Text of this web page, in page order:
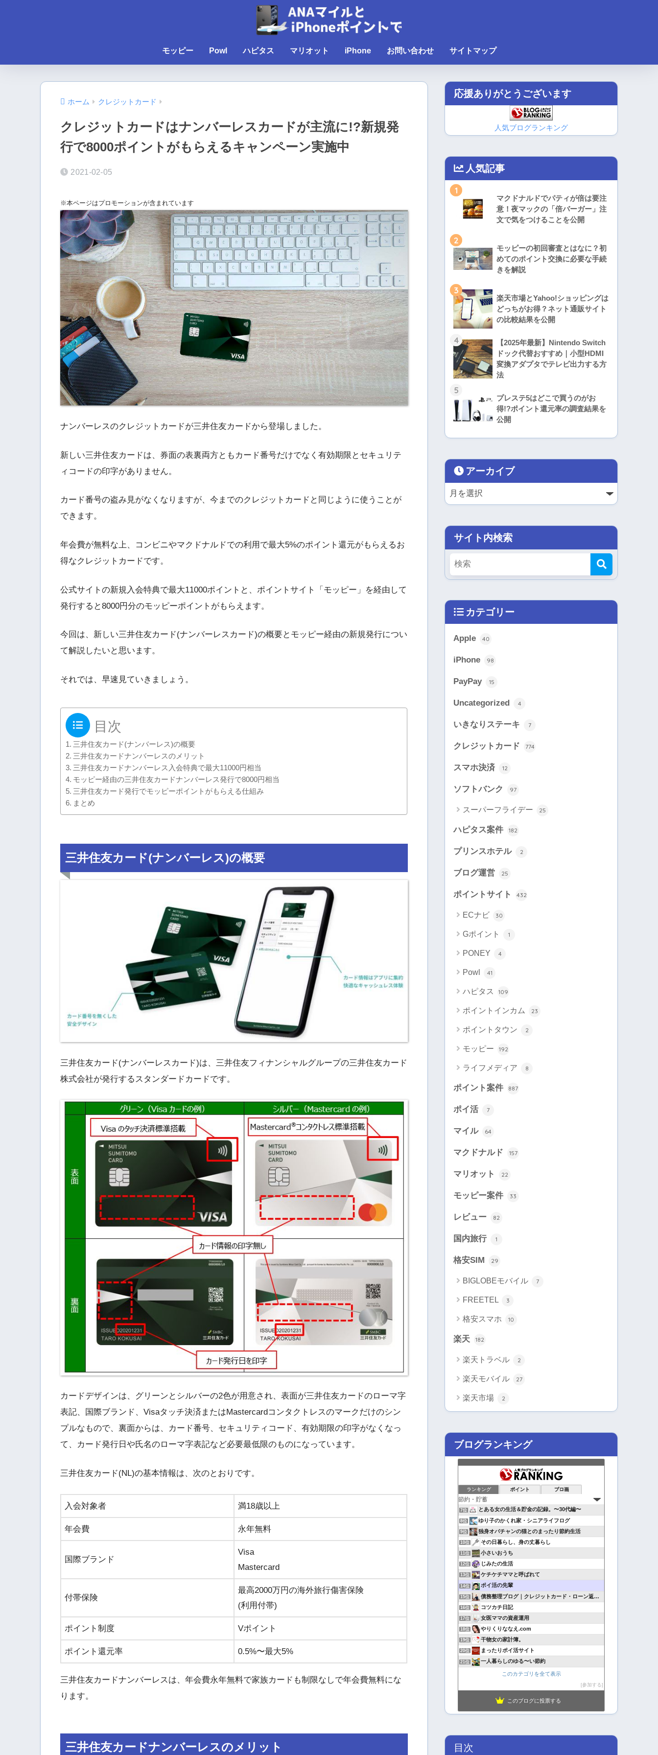
モッピー Powl ハピタス マリオット iPhone お問い合わせ サイトマップ
ホーム クレジットカード
クレジットカードはナンバーレスカードが主流に!?新規発
行で8000ポイントがもらえるキャンペーン実施中
2021-02-05
※本ページはプロモーションが含まれています
ナンバーレスのクレジットカードが三井住友カードから登場しました。
新しい三井住友カードは、券面の表裏両方ともカード番号だけでなく有効期限とセキュリテ
ィコードの印字がありません。
カード番号の盗み見がなくなりますが、今までのクレジットカードと同じように使うことが
できます。
年会費が無料な上、コンビニやマクドナルドでの利用で最大5%のポイント還元がもらえるお
得なクレジットカードです。
公式サイトの新規入会特典で最大11000ポイントと、ポイントサイト「モッピー」を経由して
発行すると8000円分のモッピーポイントがもらえます。
今回は、新しい三井住友カード(ナンバーレスカード)の概要とモッピー経由の新規発行につい
て解説したいと思います。
それでは、早速見ていきましょう。
目次
三井住友カード(ナンバーレス)の概要
三井住友カードナンバーレスのメリット
三井住友カードナンバーレス入会特典で最大11000円相当
モッピー経由の三井住友カードナンバーレス発行で8000円相当
三井住友カード発行でモッピーポイントがもらえる仕組み
まとめ
三井住友カード(ナンバーレス)の概要
三井住友カード(ナンバーレスカード)は、三井住友フィナンシャルグループの三井住友カード
株式会社が発行するスタンダードカードです。
カードデザインは、グリーンとシルバーの2色が用意され、表面が三井住友カードのローマ字
表記、国際ブランド、Visaタッチ決済またはMastercardコンタクトレスのマークだけのシン
プルなもので、裏面からは、カード番号、セキュリティコード、有効期限の印字がなくなっ
て、カード発行日や氏名のローマ字表記など必要最低限のものになっています。
三井住友カード(NL)の基本情報は、次のとおりです。
入会対象者 満18歳以上
年会費 永年無料
国際ブランド
Visa
Mastercard
付帯保険
最高2000万円の海外旅行傷害保険
(利用付帯)
ポイント制度 Vポイント
ポイント還元率 0.5%〜最大5%
三井住友カードナンバーレスは、年会費永年無料で家族カードも制限なしで年会費無料にな
ります。
三井住友カードナンバーレスのメリット
応援ありがとうございます
人気ブログランキング
人気記事
1
マクドナルドでパティが倍は要注
意！夜マックの「倍バーガー」注
文で気をつけることを公開
2
モッピーの初回審査とはなに？初
めてのポイント交換に必要な手続
きを解説
3
楽天市場とYahoo!ショッピングは
どっちがお得？ネット通販サイト
の比較結果を公開
4
【2025年最新】Nintendo Switch
ドック代替おすすめ｜小型HDMI
変換アダプタでテレビ出力する方
法
5
プレステ5はどこで買うのがお
得!?ポイント還元率の調査結果を
公開
アーカイブ
サイト内検索
カテゴリー
Apple 40
iPhone 98
PayPay 15
Uncategorized 4
いきなりステーキ 7
クレジットカード 774
スマホ決済 12
ソフトバンク 97
スーパーフライデー 25
ハピタス案件 182
プリンスホテル 2
ブログ運営 25
ポイントサイト 432
ECナビ 30
Gポイント 1
PONEY 4
Powl 41
ハピタス 109
ポイントインカム 23
ポイントタウン 2
モッピー 192
ライフメディア 8
ポイント案件 887
ポイ活 7
マイル 64
マクドナルド 157
マリオット 22
モッピー案件 33
レビュー 82
国内旅行 1
格安SIM 29
BIGLOBEモバイル 7
FREETEL 3
格安スマホ 10
楽天 182
楽天トラベル 2
楽天モバイル 27
楽天市場 2
ブログランキング
ランキング ポイント ブロ画
7位 とある女の生活＆貯金の記録。〜30代編〜
8位 ゆり子のかくれ家・シニアライフログ
9位 独身オバチャンの猫とのまったり節約生活
10位 その日暮らし、身の丈暮らし
11位 小さいおうち
12位 じみたの生活
13位 ケチケチママと呼ばれて
14位 ポイ活の先輩
15位 債務整理ブログ｜クレジットカード・ローン返済で悩んでいる方へ
16位 コツカチ日記
17位 女医ママの資産運用
18位 やりくりななえ.com
19位 干物女の家計簿。
20位 まったりポイ活サイト
21位 一人暮らしのゆる〜い節約
このカテゴリを全て表示
参加する
このブログに投票する
目次